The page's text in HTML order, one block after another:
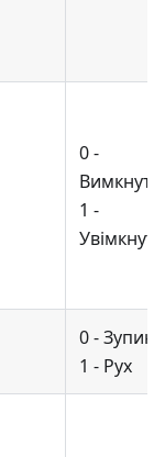
0 -
Вимкнуто
1 -
Увімкнуто
0 -
1 - Рух